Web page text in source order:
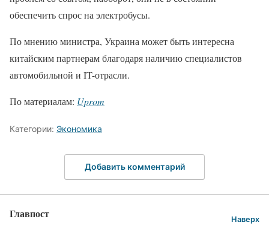
обеспечить спрос на электробусы.
По мнению министра, Украина может быть интересна
китайским партнерам благодаря наличию специалистов
автомобильной и IT-отрасли.
По материалам: Uprom
Категории: Экономика
Добавить комментарий
Главпост Наверх